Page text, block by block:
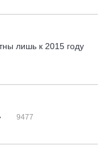
лишь к 2015 году
9477